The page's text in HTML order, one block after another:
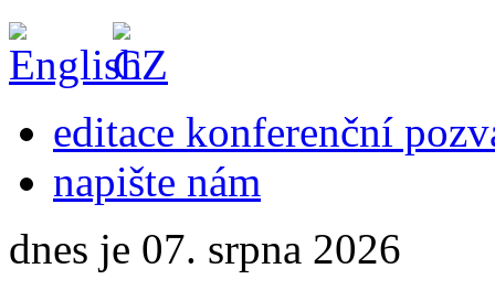
editace konferenční
napište nám
dnes je 07. srpna 2026